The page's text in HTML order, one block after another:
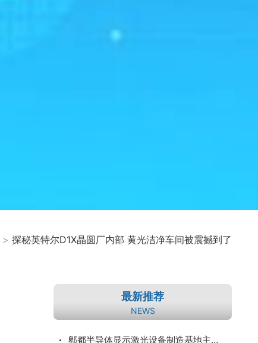
> 探秘英特尔D1X晶圆厂内部 黄光洁净车间被震撼到了
最新推荐
NEWS
郫都半导体显示激光设备制造基地主体结构完工